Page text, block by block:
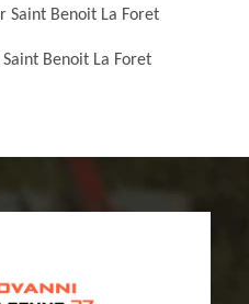
Saint Benoit La Foret
Benoit La Foret